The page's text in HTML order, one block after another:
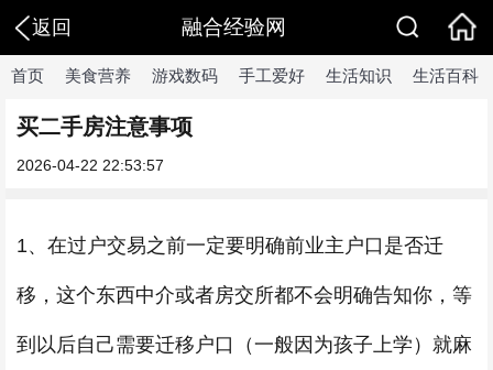
返回 融合经验网
首页 美食营养 游戏数码 手工爱好 生活知识 生活百科
买二手房注意事项
2026-04-22 22:53:57
1、在过户交易之前一定要明确前业主户口是否迁
移，这个东西中介或者房交所都不会明确告知你，等
到以后自己需要迁移户口（一般因为孩子上学）就麻